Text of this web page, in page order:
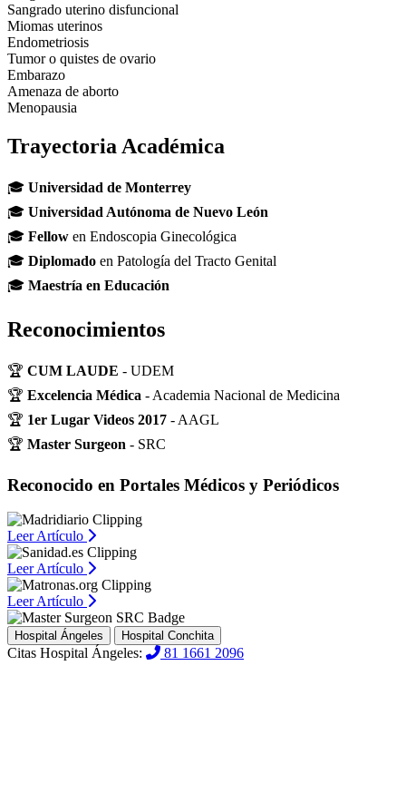
Sangrado uterino disfuncional
Miomas uterinos
Endometriosis
Tumor o quistes de ovario
Embarazo
Amenaza de aborto
Menopausia
Trayectoria Académica
🎓 Universidad de Monterrey
🎓 Universidad Autónoma de Nuevo León
🎓 Fellow en Endoscopia Ginecológica
🎓 Diplomado en Patología del Tracto Genital
🎓 Maestría en Educación
Reconocimientos
🏆 CUM LAUDE - UDEM
🏆 Excelencia Médica - Academia Nacional de Medicina
🏆 1er Lugar Videos 2017 - AAGL
🏆 Master Surgeon - SRC
Reconocido en Portales Médicos y Periódicos
Leer Artículo
Leer Artículo
Leer Artículo
Hospital Ángeles Hospital Conchita
Citas Hospital Ángeles: 81 1661 2096